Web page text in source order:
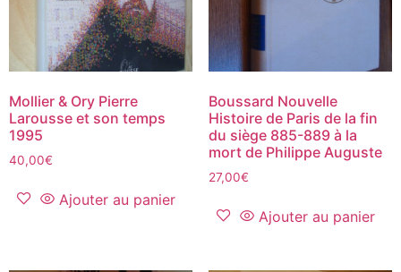
Mollier & Ory Pierre
Larousse et son temps
1995
40,00€
Ajouter au panier
Boussard Nouvelle
Histoire de Paris de la fin
du siège 885-889 à la
mort de Philippe Auguste
27,00€
Ajouter au panier